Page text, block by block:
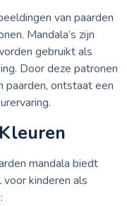
van paarden
Mandala’s zijn
gebruikt als
Door deze patronen
paarden, ontstaat een
mandala biedt
kinderen als